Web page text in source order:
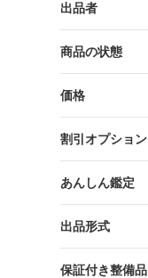
出品者
商品の状態
価格
割引オプション
あんしん鑑定
出品形式
保証付き整備品